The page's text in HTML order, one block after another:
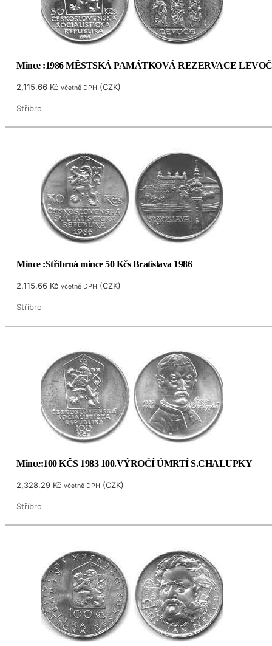
Mince :1986 MĚSTSKÁ PAMÁTKOVÁ REZERVACE
2,115.66 Kč včetně DPH (CZK)
Stříbro
Mince :Stříbrná mince 50 Kčs Bratislava 1986
2,115.66 Kč včetně DPH (CZK)
Stříbro
Mince:100 KČS 1983 100.VÝROČÍ ÚMRTÍ S.CHALUPKY
2,328.29 Kč včetně DPH (CZK)
Stříbro